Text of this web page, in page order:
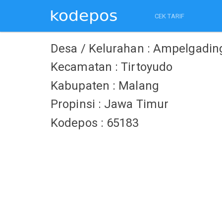
CEK TARIF
Desa / Kelurahan :
Kecamatan : Tirtoyudo
Kabupaten : Malang
Propinsi : Jawa Timur
Kodepos : 65183